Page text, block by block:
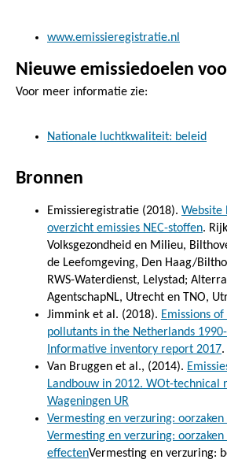
www.emissieregistratie.nl
Nieuwe emissiedoelen
Voor meer informatie zie:
Nationale luchtkwaliteit: beleid
Bronnen
Emissieregistratie (2018). Website
overzicht emissies NEC-stoffen.
Volksgezondheid en Milieu,
de Leefomgeving, Den Haag/
RWS-Waterdienst, Lelystad;
AgentschapNL, Utrecht en TNO,
Jimmink et al. (2018). Emissions
pollutants in the Netherlands
Informative inventory report 2017
Van Bruggen et al., (2014).
Landbouw in 2012. WOt-technical
Wageningen UR
Vermesting en verzuring:
Vermesting en verzuring: oorzaken
effectenVermesting en verzuring: